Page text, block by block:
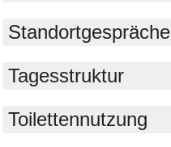
Standortgespräche
Tagesstruktur
Toilettennutzung